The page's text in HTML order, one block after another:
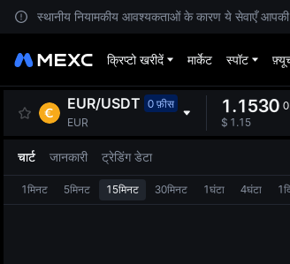
स्थानीय नियामकीय आवश्यकताओं के कारण ये सेवाएँ
क्रिप्टो खरीदें मार्केट स्पॉट
EUR/USDT 0 फ़ीस
EUR
1.1530
$ 1.15
चार्ट जानकारी ट्रेडिंग डेटा
1मिनट 5मिनट 15मिनट 30मिनट 1घंटा 4घंटा